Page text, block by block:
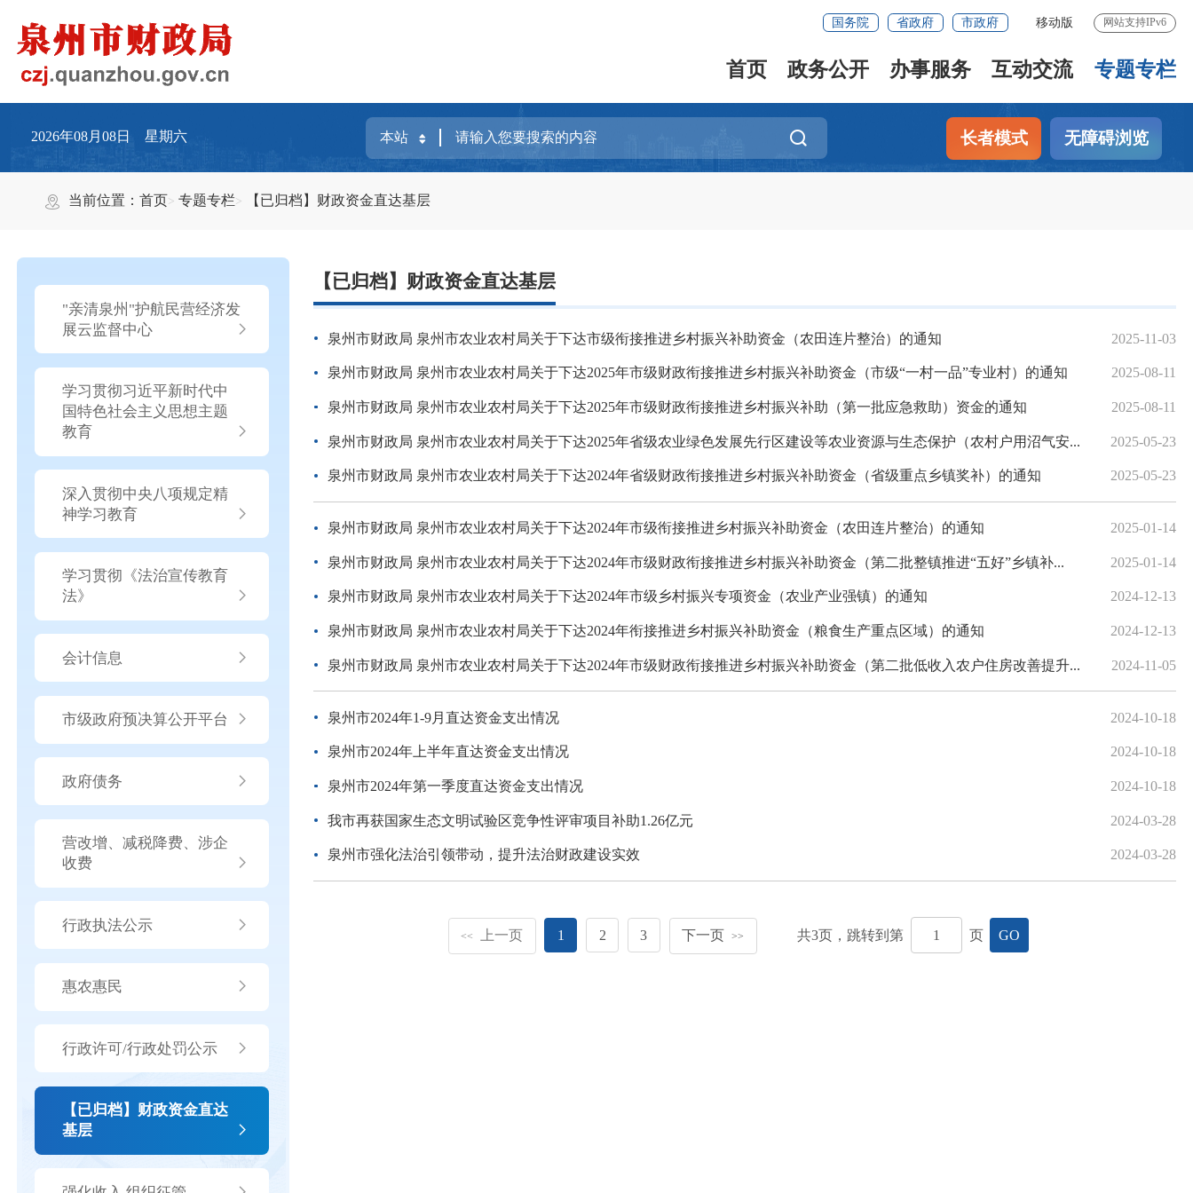
国务院 省政府 市政府 移动版 网站支持IPv6
首页 政务公开 办事服务 互动交流 专题专栏
2026年08月08日 星期六 长者模式 无障碍浏览
当前位置：首页 专题专栏 【已归档】财政资金直达基层
"亲清泉州"护航民营经济发
展云监督中心
学习贯彻习近平新时代中
国特色社会主义思想主题
教育
深入贯彻中央八项规定精
神学习教育
学习贯彻《法治宣传教育
法》
会计信息
市级政府预决算公开平台
政府债务
营改增、减税降费、涉企
收费
行政执法公示
惠农惠民
行政许可/行政处罚公示
【已归档】财政资金直达
基层
【已归档】财政资金直达基层
泉州市财政局 泉州市农业农村局关于下达市级衔接推进乡村振兴补助资金（农田连片整治）的通知 2025-11-03
泉州市财政局 泉州市农业农村局关于下达2025年市级财政衔接推进乡村振兴补助资金（市级“一村一品”专业村）的通知 2025-08-11
泉州市财政局 泉州市农业农村局关于下达2025年市级财政衔接推进乡村振兴补助（第一批应急救助）资金的通知 2025-08-11
泉州市财政局 泉州市农业农村局关于下达2025年省级农业绿色发展先行区建设等农业资源与生态保护（农村户用沼气安... 2025-05-23
泉州市财政局 泉州市农业农村局关于下达2024年省级财政衔接推进乡村振兴补助资金（省级重点乡镇奖补）的通知 2025-05-23
泉州市财政局 泉州市农业农村局关于下达2024年市级衔接推进乡村振兴补助资金（农田连片整治）的通知 2025-01-14
泉州市财政局 泉州市农业农村局关于下达2024年市级财政衔接推进乡村振兴补助资金（第二批整镇推进“五好”乡镇补... 2025-01-14
泉州市财政局 泉州市农业农村局关于下达2024年市级乡村振兴专项资金（农业产业强镇）的通知 2024-12-13
泉州市财政局 泉州市农业农村局关于下达2024年衔接推进乡村振兴补助资金（粮食生产重点区域）的通知 2024-12-13
泉州市财政局 泉州市农业农村局关于下达2024年市级财政衔接推进乡村振兴补助资金（第二批低收入农户住房改善提升... 2024-11-05
泉州市2024年1-9月直达资金支出情况 2024-10-18
泉州市2024年上半年直达资金支出情况 2024-10-18
泉州市2024年第一季度直达资金支出情况 2024-10-18
我市再获国家生态文明试验区竞争性评审项目补助1.26亿元 2024-03-28
泉州市强化法治引领带动，提升法治财政建设实效 2024-03-28
<< 上一页 1 2 3 下一页 >> 共3页，跳转到第 页 GO